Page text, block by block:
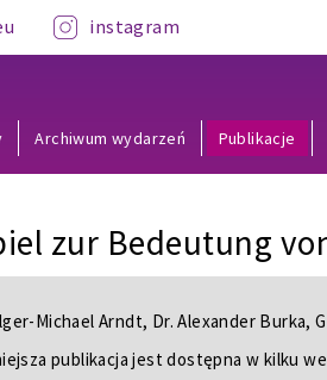
instagram
Archiwum wydarzeń Publikacje
zur Bedeutung
Michael Arndt, Dr. Alexander Burka,
publikacja jest dostępna w kilku